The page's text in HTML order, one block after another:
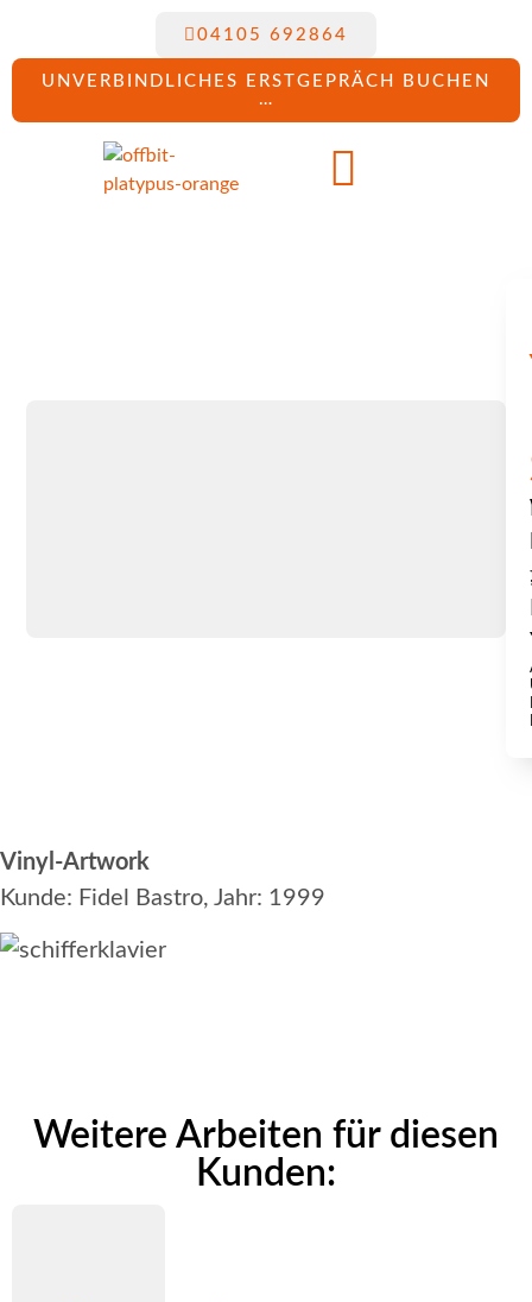
UNVERBINDLICHES ERSTGEPRÄCH BUCHEN
…
04105 692864
Vinyl-Artwork
Kunde: Fidel Bastro, Jahr: 1999
Weitere Arbeiten für diesen
Kunden: